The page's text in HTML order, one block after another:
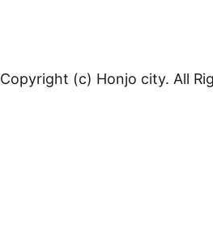
Copyright (c) Honjo city. All